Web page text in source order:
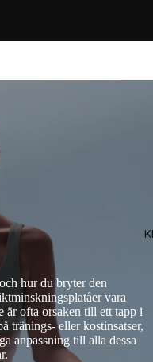
hur du bryter den
vara
är ofta orsaken till ett tapp i
tränings- eller kostinsatser,
anpassning till alla dessa